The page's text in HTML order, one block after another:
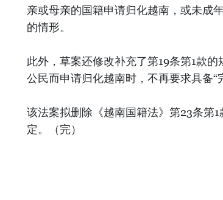
亲或母亲的国籍申请归化越南，或未成
的情形。
此外，草案还修改补充了第19条第1款
公民而申请归化越南时，不再要求具备“
该法案拟删除《越南国籍法》第23条第
定。（完）